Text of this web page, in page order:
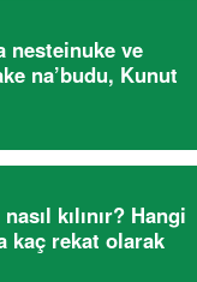
nesteinuke ve
na’budu, Kunut
kılınır? Hangi
kaç rekat olarak